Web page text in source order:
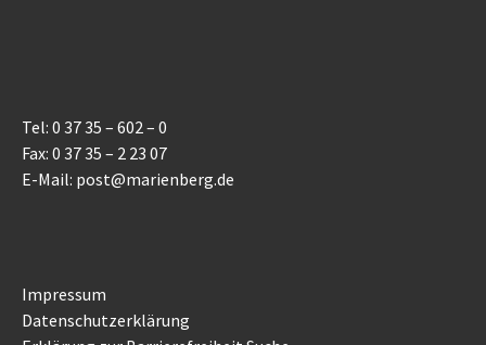
Tel: 0 37 35 – 602 – 0
Fax: 0 37 35 – 2 23 07
E-Mail: post@marienberg.de
Impressum
Datenschutzerklärung